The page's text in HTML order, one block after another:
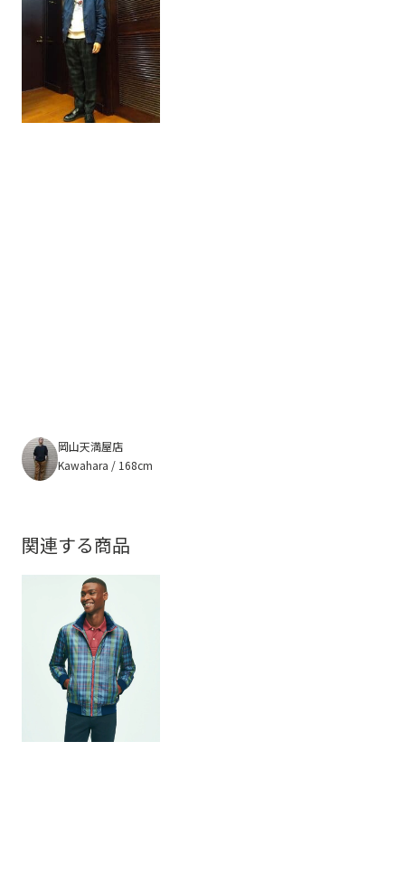
岡山天満屋店
Kawahara / 168cm
関連する商品